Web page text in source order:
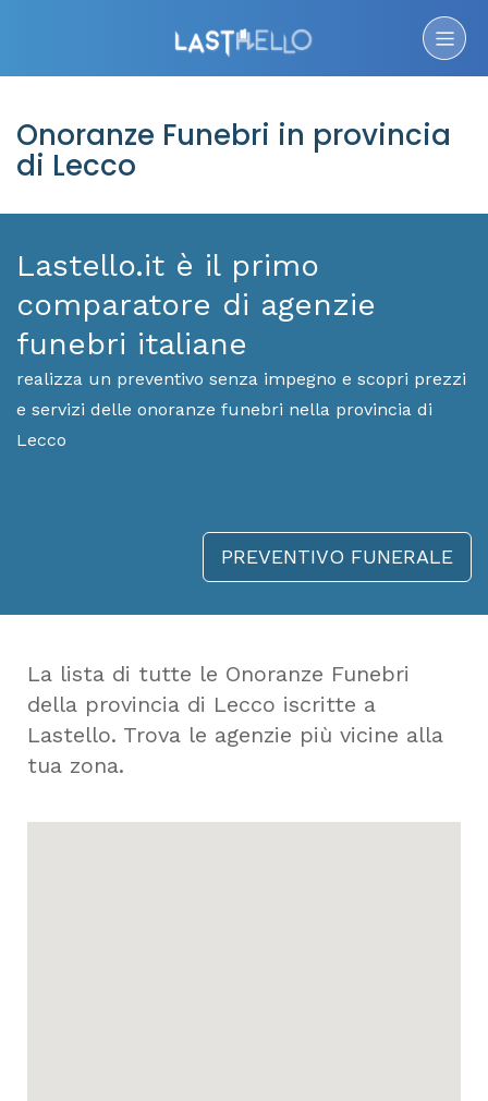
Onoranze Funebri in provincia
di Lecco
Lastello.it è il primo
comparatore di agenzie
funebri italiane
realizza un preventivo senza impegno e scopri prezzi
e servizi delle onoranze funebri nella provincia di
Lecco
PREVENTIVO FUNERALE
La lista di tutte le Onoranze Funebri
della provincia di Lecco iscritte a
Lastello. Trova le agenzie più vicine alla
tua zona.